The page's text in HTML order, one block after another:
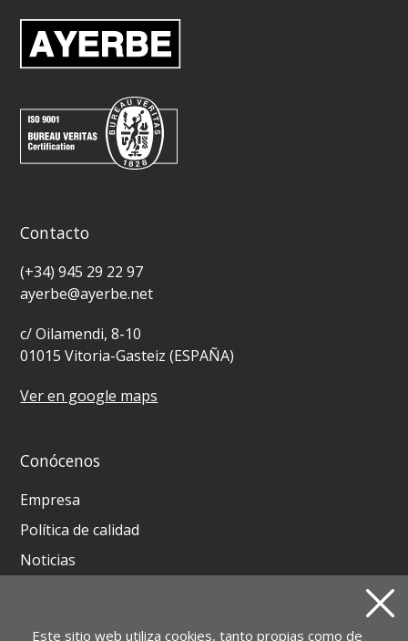
Contacto
(+34) 945 29 22 97
ayerbe@ayerbe.net
c/ Oilamendi, 8-10
01015 Vitoria-Gasteiz (ESPAÑA)
Ver en google maps
Conócenos
Empresa
Política de calidad
Noticias
Este sitio web utiliza cookies, tanto propias como de